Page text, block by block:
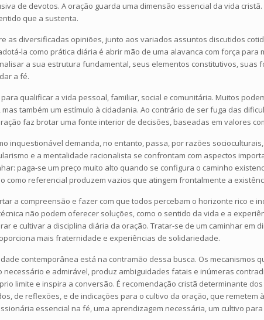
de devotos. A oração guarda uma dimensão essencial da vida
que a sustenta.
as diversificadas opiniões, junto aos variados assuntos discutidos
la como prática diária é abrir mão de uma alavanca com força
a sua estrutura fundamental, seus elementos constitutivos, suas
a fé.
qualificar a vida pessoal, familiar, social e comunitária. Muitos
mas também um estímulo à cidadania. Ao contrário de ser fuga das
faz brotar uma fonte interior de decisões, baseadas em valores
inquestionável demanda, no entanto, passa, por razões
e a mentalidade racionalista se confrontam com aspectos
paga-se um preço muito alto quando se configura o caminho
como referencial produzem vazios que atingem frontalmente a
a compreensão e fazer com que todos percebam o horizonte rico e
não podem oferecer soluções, como o sentido da vida e a
e cultivar a disciplina diária da oração. Tratar-se de um caminhar em
mais fraternidade e experiências de solidariedade.
contemporânea está na contramão dessa busca. Os
necessário e admirável, produz ambiguidades fatais e inúmeras
limite e inspira a conversão. É recomendação cristã determinante
de reflexões, e de indicações para o cultivo da oração, que remetem
essencial na fé, uma aprendizagem necessária, um cultivo